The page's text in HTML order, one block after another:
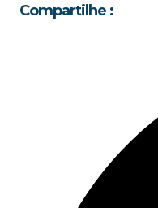
Compartilhe :